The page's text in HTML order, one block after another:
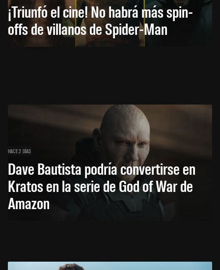
¡Triunfó el cine! No habrá más spin-
offs de villanos de Spider-Man
HACE 2 DÍAS
Dave Bautista podría convertirse en
Kratos en la serie de God of War de
Amazon